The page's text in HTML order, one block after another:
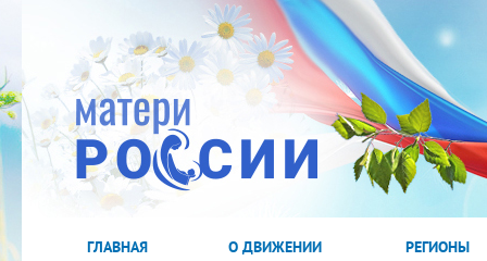
ГЛАВНАЯ О ДВИЖЕНИИ РЕГИОНЫ